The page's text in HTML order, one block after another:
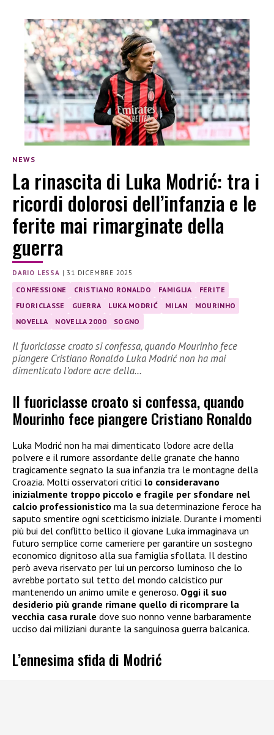
NEWS
La rinascita di Luka Modrić: tra i
ricordi dolorosi dell’infanzia e le
ferite mai rimarginate della
guerra
DARIO LESSA |31 DICEMBRE 2025
CONFESSIONE CRISTIANO RONALDO FAMIGLIA
FERITE
FUORICLASSE
GUERRA LUKA MODRIĆ MILAN
MOURINHO
NOVELLA
NOVELLA 2000 SOGNO
Il fuoriclasse croato si confessa, quando Mourinho fece
piangere Cristiano Ronaldo Luka Modrić non ha mai
dimenticato l’odore acre della…
Il fuoriclasse croato si confessa, quando
Mourinho fece piangere Cristiano Ronaldo
Luka Modrić non ha mai dimenticato l’odore acre della
polvere e il rumore assordante delle granate che hanno
tragicamente segnato la sua infanzia tra le montagne della
Croazia. Molti osservatori critici lo consideravano
inizialmente troppo piccolo e fragile per sfondare nel
calcio professionistico ma la sua determinazione feroce ha
saputo smentire ogni scetticismo iniziale. Durante i momenti
più bui del conflitto bellico il giovane Luka immaginava un
futuro semplice come cameriere per garantire un sostegno
economico dignitoso alla sua famiglia sfollata. Il destino
però aveva riservato per lui un percorso luminoso che lo
avrebbe portato sul tetto del mondo calcistico pur
mantenendo un animo umile e generoso. Oggi il suo
desiderio più grande rimane quello di ricomprare la
vecchia casa rurale dove suo nonno venne barbaramente
ucciso dai miliziani durante la sanguinosa guerra balcanica.
L’ennesima sfida di Modrić